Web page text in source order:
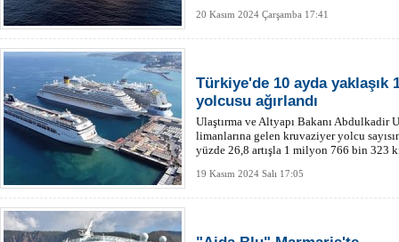
20 Kasım 2024 Çarşamba 17:41
Türkiye'de 10 ayda
yolcusu ağırlandı
Ulaştırma ve Altyapı Bakanı Abdulkadir
limanlarına gelen kruvaziyer yolcu
yüzde 26,8 artışla 1 milyon 766 bin 323
19 Kasım 2024 Salı 17:05